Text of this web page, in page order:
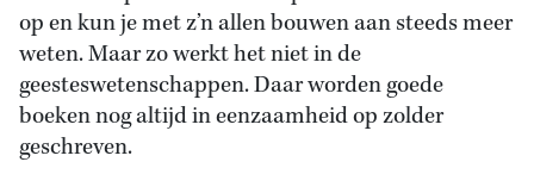
op en kun je met z’n allen bouwen aan steeds meer
weten. Maar zo werkt het niet in de
geesteswetenschappen. Daar worden goede
boeken nog altijd in eenzaamheid op zolder
geschreven.